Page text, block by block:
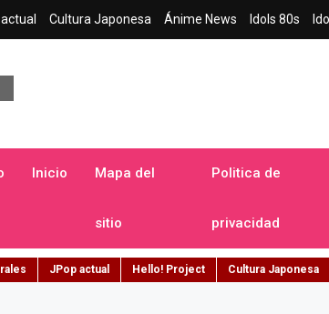
Cultura Japonesa Ánime News Idols 80s
Inicio Mapa del
sitio
Politica de
privacidad
JPop actual Hello! Project Cultura Japonesa